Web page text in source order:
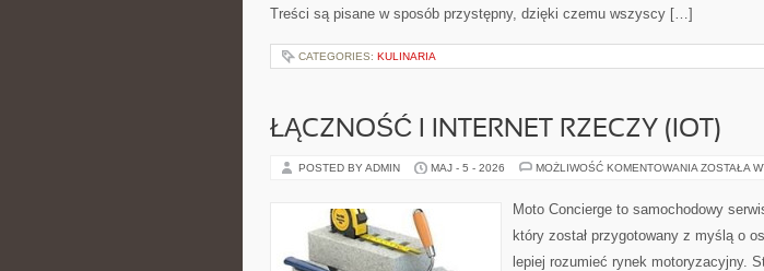
Treści są pisane w sposób przystępny, dzięki czemu wszyscy […]
CATEGORIES: KULINARIA
ŁĄCZNOŚĆ I INTERNET RZECZY (IOT)
POSTED BY ADMIN MAJ - 5 - 2026 MOŻLIWOŚĆ KOMENTOWANIA ŁĄCZNOŚĆ
(IOT)
ZOSTAŁA
Moto Concierge to samochodowy
który został przygotowany z myślą o
lepiej rozumieć rynek motoryzacyjny.